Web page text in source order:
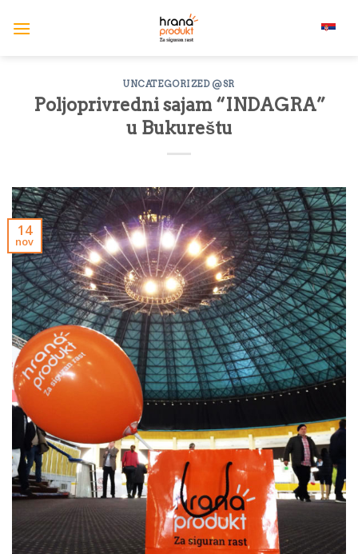
UNCATEGORIZED @SR
Poljoprivredni sajam “INDAGRA”
u Bukureštu
14
nov